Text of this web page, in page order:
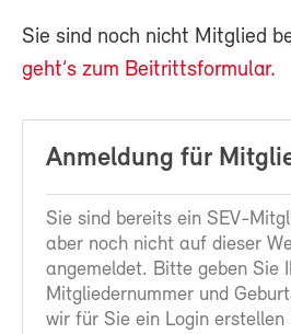
Sie sind noch nicht Mitglied
geht’s zum Beitrittsformular.
Anmeldung für
Sie sind bereits ein SEV-
aber noch nicht auf dieser
angemeldet. Bitte geben Sie
Mitgliedernummer und
wir für Sie ein Login erstellen